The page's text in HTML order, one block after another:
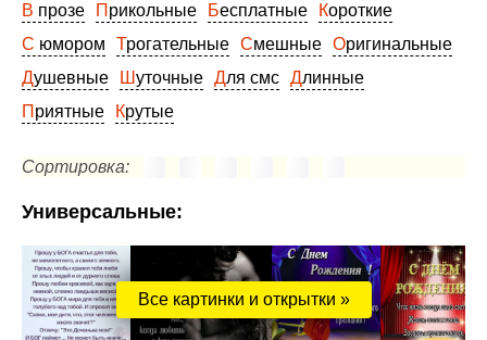
В прозе
Прикольные Бесплатные
Короткие
С юмором
Трогательные Смешные
Оригинальные
Душевные
Шуточные Для смс
Длинные
Приятные
Крутые
Сортировка:
Универсальные:
Все картинки и открытки »